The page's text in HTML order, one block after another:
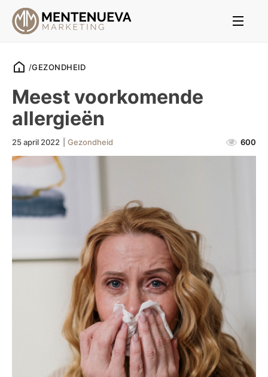
/GEZONDHEID
Meest voorkomende
allergieën
25 april 2022 Gezondheid 600